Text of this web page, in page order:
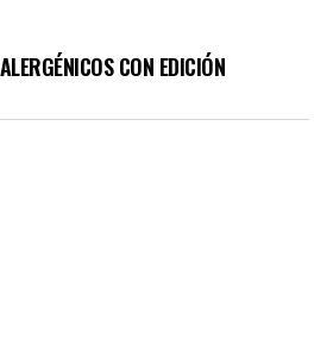
CON EDICIÓN